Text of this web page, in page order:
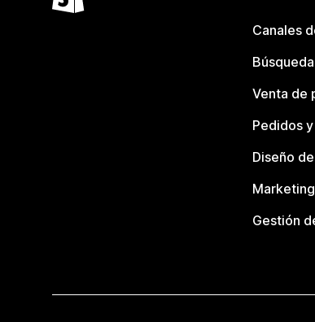
Canales
Venta de
Pedidos
Diseño
Gestión